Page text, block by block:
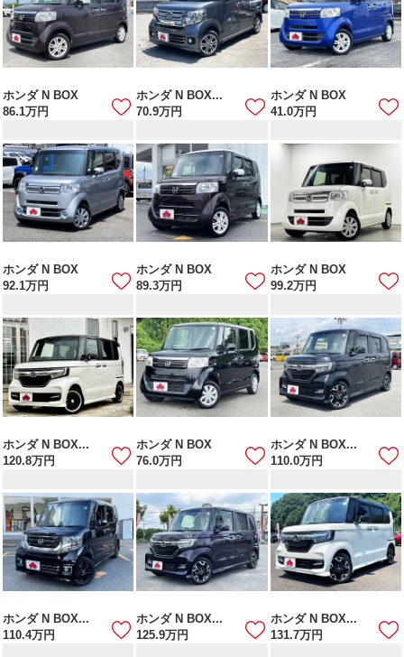
ホンダ N BOX
86.1万円
ホンダ N BOX...
70.9万円
ホンダ N BOX
41.0万円
ホンダ N BOX
92.1万円
ホンダ N BOX
89.3万円
ホンダ N BOX
99.2万円
ホンダ N BOX...
120.8万円
ホンダ N BOX
76.0万円
ホンダ N BOX...
110.0万円
ホンダ N BOX...
110.4万円
ホンダ N BOX...
125.9万円
ホンダ N BOX...
131.7万円